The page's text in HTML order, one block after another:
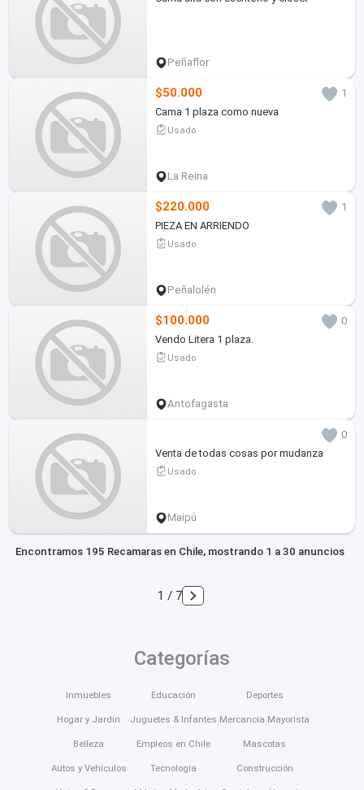
Peñaflor
$50.000
1
Cama 1 plaza como nueva
Usado
La Reina
$220.000
1
PIEZA EN ARRIENDO
Usado
Peñalolén
$100.000
0
Vendo Litera 1 plaza.
Usado
Antofagasta
0
Venta de todas cosas por mudanza
Usado
Maipú
Encontramos 195 Recamaras en Chile, mostrando 1 a 30 anuncios
1 / 7
Categorías
Inmuebles
Hogar y Jardín
Belleza
Autos y Vehículos
Educación
Juguetes & Infantes
Empleos en Chile
Tecnología
Deportes
Mercancía Mayorista
Mascotas
Construcción